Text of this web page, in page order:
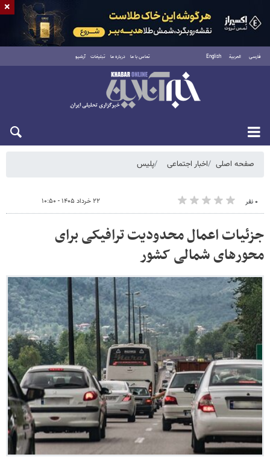
فارسی العربية English تماس با ما درباره ما تبلیغات آرشیو
جمعه ۱۶ مرداد ۱۴۰۵
صفحه اصلی اخبار اجتماعی پلیس
۰ نفر ۲۲ خرداد ۱۴۰۵ - ۱۰:۵۰
جزئیات اعمال محدودیت ترافیکی برای
محورهای شمالی کشور
×